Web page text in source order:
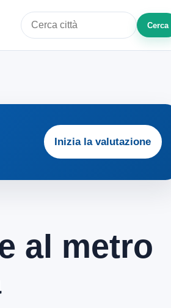
Cerca città o zona
Cerca
Inizia la valutazione
al metro